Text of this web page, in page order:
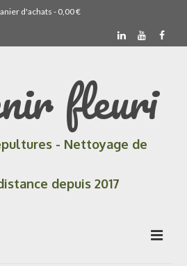
d'achats - 0,00€
fleuri
- Nettoyage de
depuis 2017